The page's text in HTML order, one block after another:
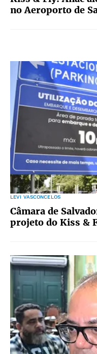
no Aeroporto de
LEVI VASCONCELOS
Câmara de
projeto do Kiss &